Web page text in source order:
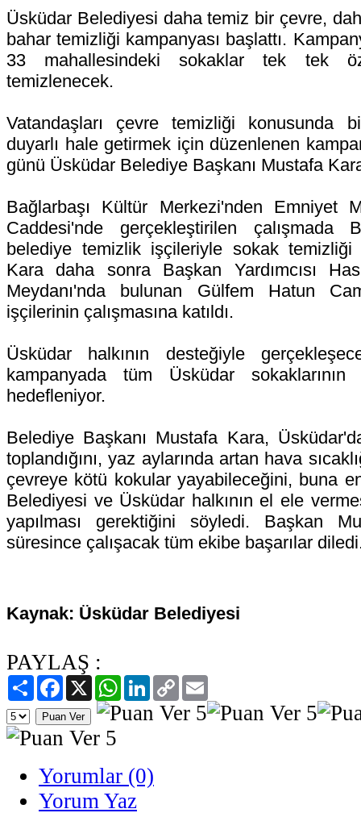
Üsküdar Belediyesi daha temiz bir çevre,
bahar temizliği kampanyası başlattı.
33 mahallesindeki sokaklar tek tek
temizlenecek.
Vatandaşları çevre temizliği konusunda
duyarlı hale getirmek için düzenlenen
günü Üsküdar Belediye Başkanı Mustafa
Bağlarbaşı Kültür Merkezi'nden Emniyet
Caddesi'nde gerçekleştirilen çalışmada
belediye temizlik işçileriyle sokak temizliği
Kara daha sonra Başkan Yardımcısı
Meydanı'nda bulunan Gülfem Hatun
işçilerinin çalışmasına katıldı.
Üsküdar halkının desteğiyle
kampanyada tüm Üsküdar
hedefleniyor.
Belediye Başkanı Mustafa Kara,
toplandığını, yaz aylarında artan hava
çevreye kötü kokular yayabileceğini, buna
Belediyesi ve Üsküdar halkının el ele
yapılması gerektiğini söyledi. Başkan
süresince çalışacak tüm ekibe başarılar
Kaynak: Üsküdar Belediyesi
PAYLAŞ :
PaylaşFacebook
X WhatsAppLinkedIn
Copy
Link
Yorumlar (0)
Yorum Yaz